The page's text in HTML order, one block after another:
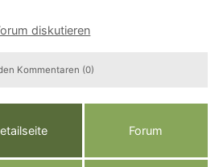
diskutieren
Kommentaren (0)
Forum